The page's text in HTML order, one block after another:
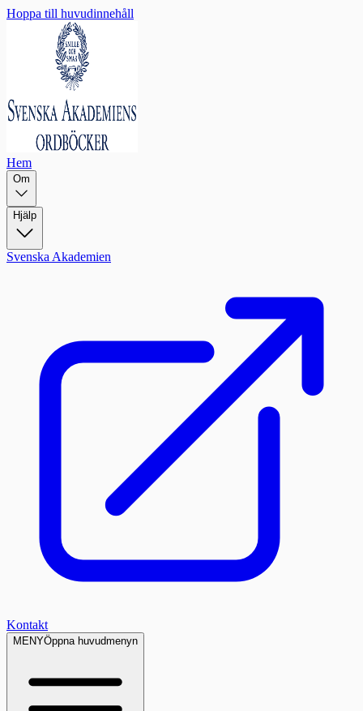
Hoppa till huvudinnehåll
Hem
Om
Hjälp
Svenska Akademien
Kontakt
MENYÖppna huvudmenyn